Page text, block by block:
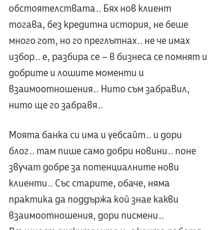
обстоятелствата… Бях нов клиент
тогава, без кредитна история, не беше
много гот, но го преглътнах… не че имах
избор… е, разбира се – в бизнеса се помнят и
добрите и лошите моменти и
взаимоотношения… Нито съм забравил,
нито ще го забравя…
Моята банка си има и уебсайт… и дори
блог… там пише само добри новини… поне
звучат добре за потенциалните нови
клиенти… Със старите, обаче, няма
практика да поддържа кой знае какви
взаимоотношения, дори писмени…